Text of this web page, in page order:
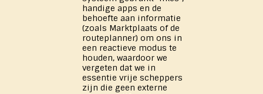
handige apps en de
behoefte aan informatie
(zoals Marktplaats of de
routeplanner) om ons in
een reactieve modus te
houden, waardoor we
vergeten dat we in
essentie vrije scheppers
zijn die geen externe